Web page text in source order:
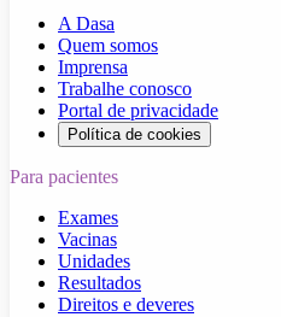
A Dasa
Quem somos
Imprensa
Trabalhe conosco
Portal de privacidade
Política de cookies
Para pacientes
Exames
Vacinas
Unidades
Resultados
Direitos e deveres